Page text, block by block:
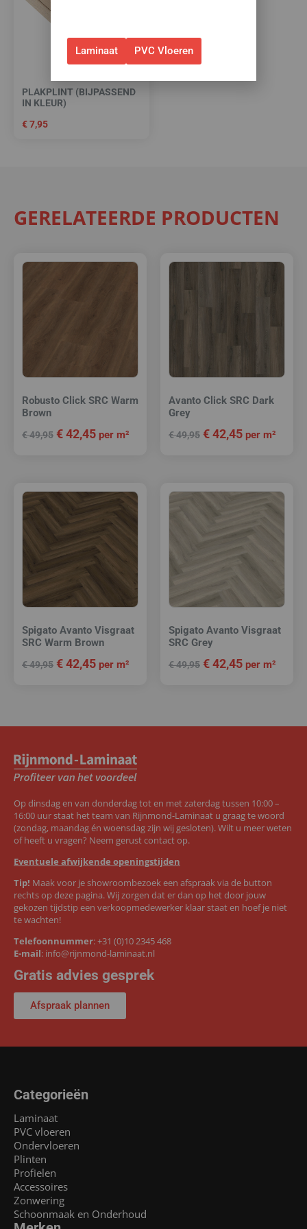
PLAKPLINT (BIJPASSEND
IN KLEUR)
€7,95
GERELATEERDE PRODUCTEN
Robusto Click SRC Warm
Brown
€49,95 €42,45 per m²
Avanto Click SRC Dark
Grey
€49,95 €42,45 per m²
Spigato Avanto Visgraat
SRC Warm Brown
€49,95 €42,45 per m²
Spigato Avanto Visgraat
SRC Grey
€49,95 €42,45 per m²
Op dinsdag en van donderdag tot en met zaterdag tussen 10:00 –
16:00 uur staat het team van Rijnmond-Laminaat u graag te woord
(zondag, maandag én woensdag zijn wij gesloten). Wilt u meer weten
of heeft u vragen? Neem gerust contact op.
Eventuele afwijkende openingstijden
Tip! Maak voor je showroombezoek een afspraak via de button
rechts op deze pagina. Wij zorgen dat er dan op het door jouw
gekozen tijdstip een verkoopmedewerker klaar staat en hoef je niet
te wachten!
Telefoonnummer:+31 (0)10 2345 468
E-mail: info@rijnmond-laminaat.nl
Gratis advies gesprek
Afspraak plannen
Categorieën
Laminaat
PVC vloeren
Ondervloeren
Plinten
Profielen
Accessoires
Zonwering
Schoonmaak en Onderhoud
Laminaat PVC Vloeren